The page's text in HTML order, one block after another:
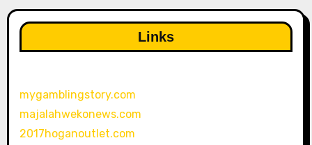
Links
mygamblingstory.com
majalahwekonews.com
2017hoganoutlet.com